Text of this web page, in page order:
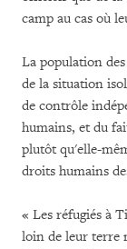
camp au cas où
La population
de la situation
de contrôle
humains, et du
plutôt qu'elle-
droits humains
« Les réfugiés à
loin de leur terre